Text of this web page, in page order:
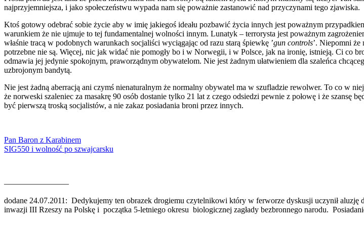
najprzyjemniejsza, i jako społeczeństwu wypada nam się poważnie zastanowić nad przyczynami tego zjawiska.
Ktoś gotowy odebrać sobie życie aby w imię jakiegoś ideału pozbawić życia innych jest poważnym
warunkiem że nie ujmuje to tej fundamentalnej wolności innym. Lunatyk – terrorysta jest poważnym
właśnie tracą w podobnych warunkach socjaliści wyciągając od razu starą śpiewkę ’gun controls’. Niepomni że
potrzebne nie są. Więcej, nic jak widać nie pomogły bo i w Norwegii, i w Polsce, jak na ironię, istnieją. Ci co
odmawia jej jedynie spokojnym, praworządnym obywatelom. Nie jest żadnym ułatwieniem dla szaleńca
uzbrojonym bandytą.
Nie jest żadną aberracją ani czymś nienaturalnym że normalny obywatel ma w szufladzie rewolwer. To co w
że norweski szaleniec za masakrę 90 osób dostanie tylko 21 lat z czego odsiedzi pewnie z połowę i że
być pierwszą troską socjalistów, a nie zakaz posiadania broni przez innych.
Pan Baron z Karabinem
SIG550 i wolność po szwajcarsku
————————
dodane 24.07.2011: Dedykujemy ten obrazek drogiemu czytelnikowi który w ferworze dyskusji uczynił
inwazji III Rzeszy na Polskę i początka 5-letniego okresu biologicznej zagłady bezbronnego narodu.